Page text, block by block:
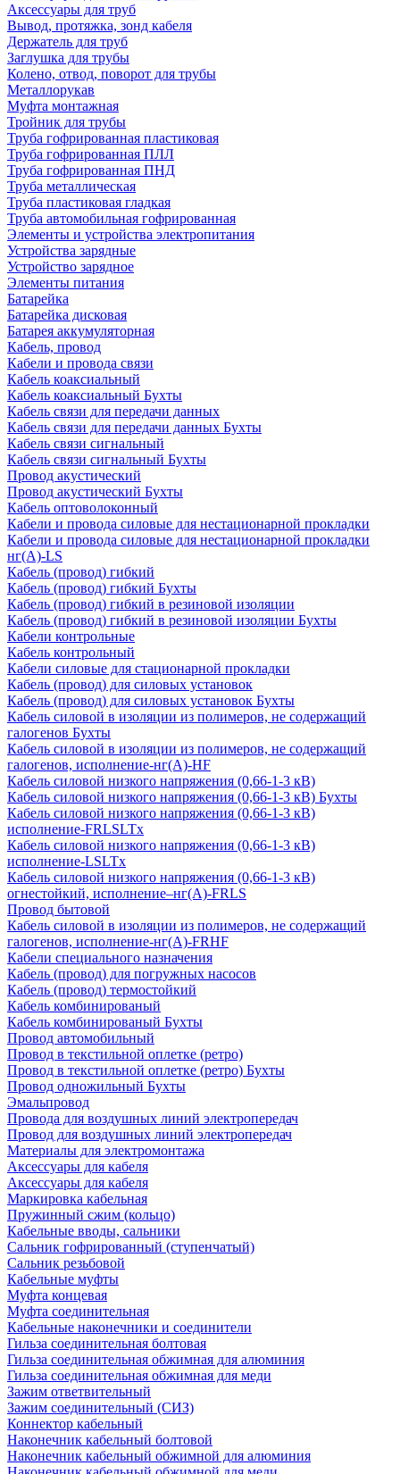
Аксессуары для труб
Вывод, протяжка, зонд кабеля
Держатель для труб
Заглушка для трубы
Колено, отвод, поворот для трубы
Металлорукав
Муфта монтажная
Тройник для трубы
Труба гофрированная пластиковая
Труба гофрированная ПЛЛ
Труба гофрированная ПНД
Труба металлическая
Труба пластиковая гладкая
Труба автомобильная гофрированная
Элементы и устройства электропитания
Устройства зарядные
Устройство зарядное
Элементы питания
Батарейка
Батарейка дисковая
Батарея аккумуляторная
Кабель, провод
Кабели и провода связи
Кабель коаксиальный
Кабель коаксиальный Бухты
Кабель связи для передачи данных
Кабель связи для передачи данных Бухты
Кабель связи сигнальный
Кабель связи сигнальный Бухты
Провод акустический
Провод акустический Бухты
Кабель оптоволоконный
Кабели и провода силовые для нестационарной прокладки
Кабели и провода силовые для нестационарной прокладки
нг(А)-LS
Кабель (провод) гибкий
Кабель (провод) гибкий Бухты
Кабель (провод) гибкий в резиновой изоляции
Кабель (провод) гибкий в резиновой изоляции Бухты
Кабели контрольные
Кабель контрольный
Кабели силовые для стационарной прокладки
Кабель (провод) для силовых установок
Кабель (провод) для силовых установок Бухты
Кабель силовой в изоляции из полимеров, не содержащий
галогенов Бухты
Кабель силовой в изоляции из полимеров, не содержащий
галогенов, исполнение-нг(А)-HF
Кабель силовой низкого напряжения (0,66-1-3 кВ)
Кабель силовой низкого напряжения (0,66-1-3 кВ) Бухты
Кабель силовой низкого напряжения (0,66-1-3 кВ)
исполнение-FRLSLTx
Кабель силовой низкого напряжения (0,66-1-3 кВ)
исполнение-LSLTx
Кабель силовой низкого напряжения (0,66-1-3 кВ)
огнестойкий, исполнение–нг(А)-FRLS
Провод бытовой
Кабель силовой в изоляции из полимеров, не содержащий
галогенов, исполнение-нг(А)-FRHF
Кабели специального назначения
Кабель (провод) для погружных насосов
Кабель (провод) термостойкий
Кабель комбинированый
Кабель комбинированый Бухты
Провод автомобильный
Провод в текстильной оплетке (ретро)
Провод в текстильной оплетке (ретро) Бухты
Провод одножильный Бухты
Эмальпровод
Провода для воздушных линий электропередач
Провод для воздушных линий электропередач
Материалы для электромонтажа
Аксессуары для кабеля
Аксессуары для кабеля
Маркировка кабельная
Пружинный сжим (кольцо)
Кабельные вводы, сальники
Сальник гофрированный (ступенчатый)
Сальник резьбовой
Кабельные муфты
Муфта концевая
Муфта соединительная
Кабельные наконечники и соединители
Гильза соединительная болтовая
Гильза соединительная обжимная для алюминия
Гильза соединительная обжимная для меди
Зажим ответвительный
Зажим соединительный (СИЗ)
Коннектор кабельный
Наконечник кабельный болтовой
Наконечник кабельный обжимной для алюминия